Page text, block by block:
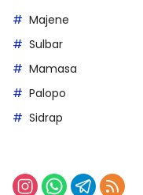
Majene
Sulbar
Mamasa
Palopo
Sidrap